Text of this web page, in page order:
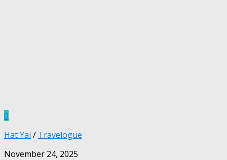
0
Hat Yai / Travelogue
November 24, 2025